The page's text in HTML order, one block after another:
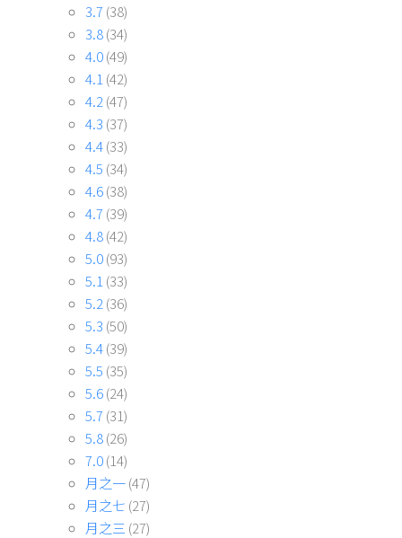
3.7 (38)
3.8(34)
4.0(49)
4.1 (42)
4.2 (47)
4.3 (37)
4.4(33)
4.5 (34)
4.6(38)
4.7 (39)
4.8(42)
5.0(93)
5.1 (33)
5.2 (36)
5.3 (50)
5.4(39)
5.5 (35)
5.6(24)
5.7 (31)
5.8(26)
7.0(14)
月之一(47)
月之七 (27)
月之三 (27)